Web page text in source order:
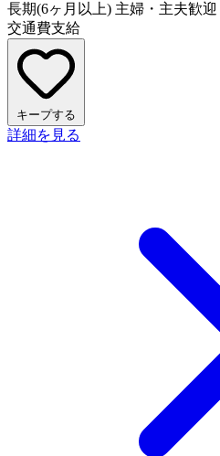
長期(6ヶ月以上) 主婦・主夫歓迎
交通費支給
キープする
詳細を見る